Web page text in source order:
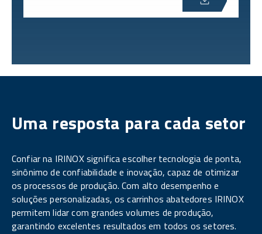
Uma resposta para cada setor
Confiar na IRINOX significa escolher tecnologia de ponta,
sinônimo de confiabilidade e inovação, capaz de otimizar
os processos de produção. Com alto desempenho e
soluções personalizadas, os carrinhos abatedores IRINOX
permitem lidar com grandes volumes de produção,
garantindo excelentes resultados em todos os setores.